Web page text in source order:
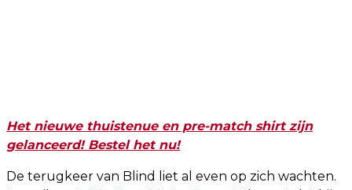
Het nieuwe thuistenue en pre-match shirt zijn
gelanceerd! Bestel het nu!
De terugkeer van Blind liet al even op zich wachten.